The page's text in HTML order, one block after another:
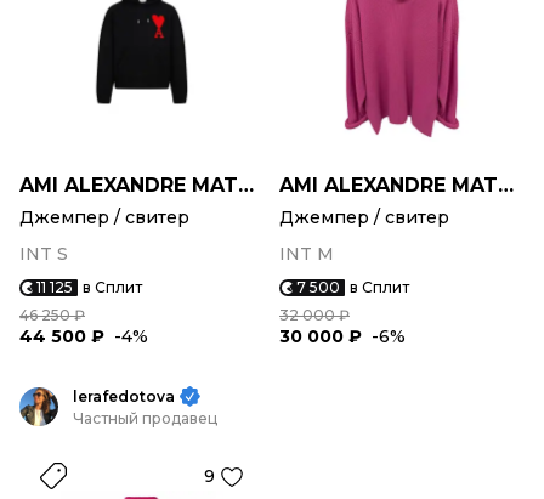
AMI ALEXANDRE MATTIUSSI
Джемпер / свитер
INT S
11 125 в Сплит
46 250 ₽
44 500 ₽ -4%
AMI ALEXANDRE MATTIUSSI
Джемпер / свитер
INT M
7 500 в Сплит
32 000 ₽
30 000 ₽ -6%
lerafedotova
Частный продавец
9